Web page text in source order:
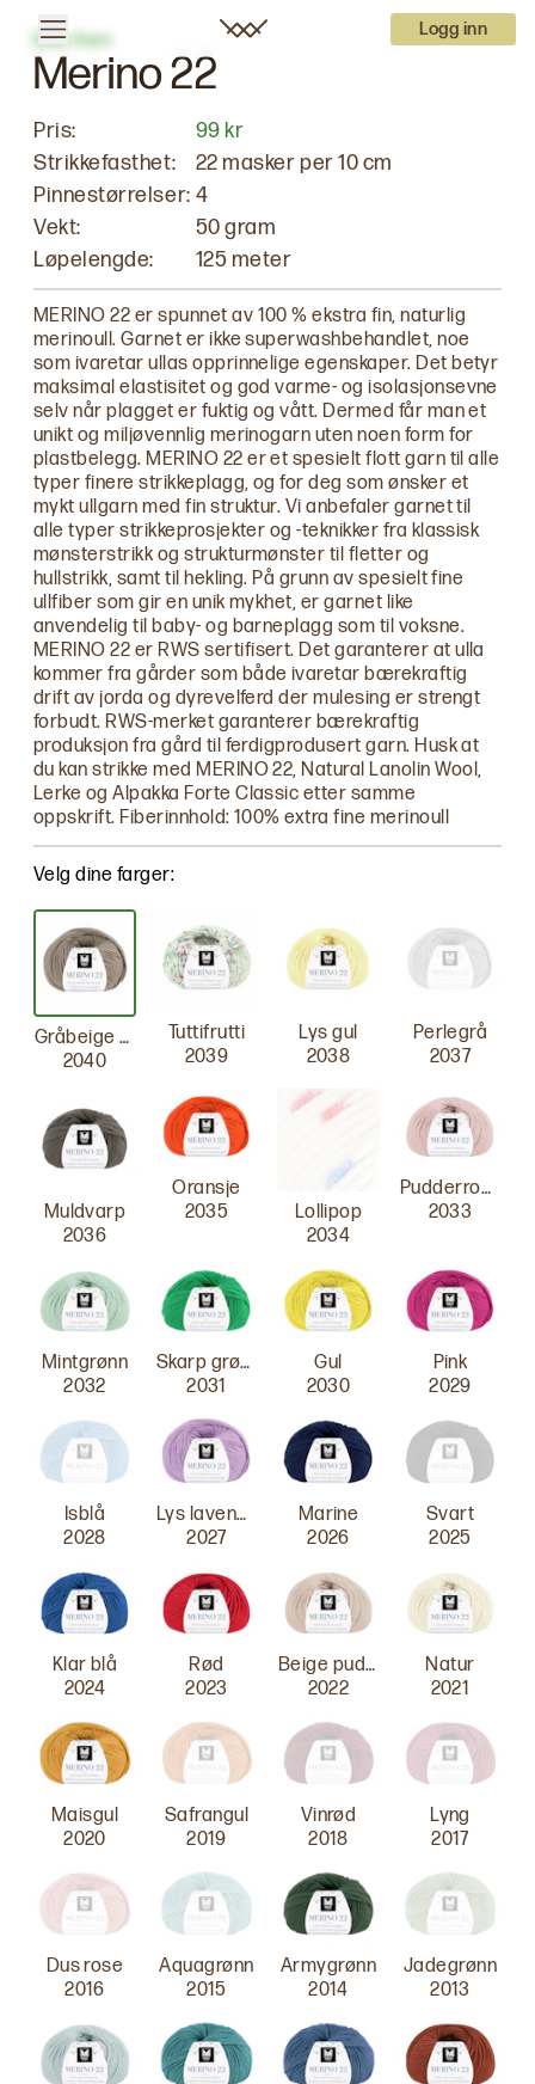
Logg inn
Dale Garn
Merino 22
Pris:
99 kr
Strikkefasthet:
22masker per10cm
Pinnestørrelser: 4
Vekt:
50 gram
Løpelengde:
125 meter
MERINO 22 er spunnet av 100 % ekstra fin, naturlig
merinoull. Garnet er ikke superwashbehandlet, noe
som ivaretar ullas opprinnelige egenskaper. Det betyr
maksimal elastisitet og god varme- og isolasjonsevne
selv når plagget er fuktig og vått. Dermed får man et
unikt og miljøvennlig merinogarn uten noen form for
plastbelegg. MERINO 22 er et spesielt flott garn til alle
typer finere strikkeplagg, og for deg som ønsker et
mykt ullgarn med fin struktur. Vi anbefaler garnet til
alle typer strikkeprosjekter og -teknikker fra klassisk
mønsterstrikk og strukturmønster til fletter og
hullstrikk, samt til hekling. På grunn av spesielt fine
ullfiber som gir en unik mykhet, er garnet like
anvendelig til baby- og barneplagg som til voksne.
MERINO 22 er RWS sertifisert. Det garanterer at ulla
kommer fra gårder som både ivaretar bærekraftig
drift av jorda og dyrevelferd der mulesing er strengt
forbudt. RWS-merket garanterer bærekraftig
produksjon fra gård til ferdigprodusert garn. Husk at
du kan strikke med MERINO 22, Natural Lanolin Wool,
Lerke og Alpakka Forte Classic etter samme
oppskrift. Fiberinnhold: 100% extra fine merinoull
Velg dine farger:
Gråbeige melert
2040
Tuttifrutti
2039
Lys gul
2038
Perlegrå
2037
Muldvarp
2036
Oransje
2035
Lollipop
2034
Pudderrosa
2033
Mintgrønn
2032
Skarp grønn
2031
Gul
2030
Pink
2029
Isblå
2028
Lys lavendel
2027
Marine
2026
Svart
2025
Klar blå
2024
Rød
2023
Beige pudder
2022
Natur
2021
Maisgul
2020
Safrangul
2019
Vinrød
2018
Lyng
2017
Dus rose
2016
Aquagrønn
2015
Armygrønn
2014
Jadegrønn
2013